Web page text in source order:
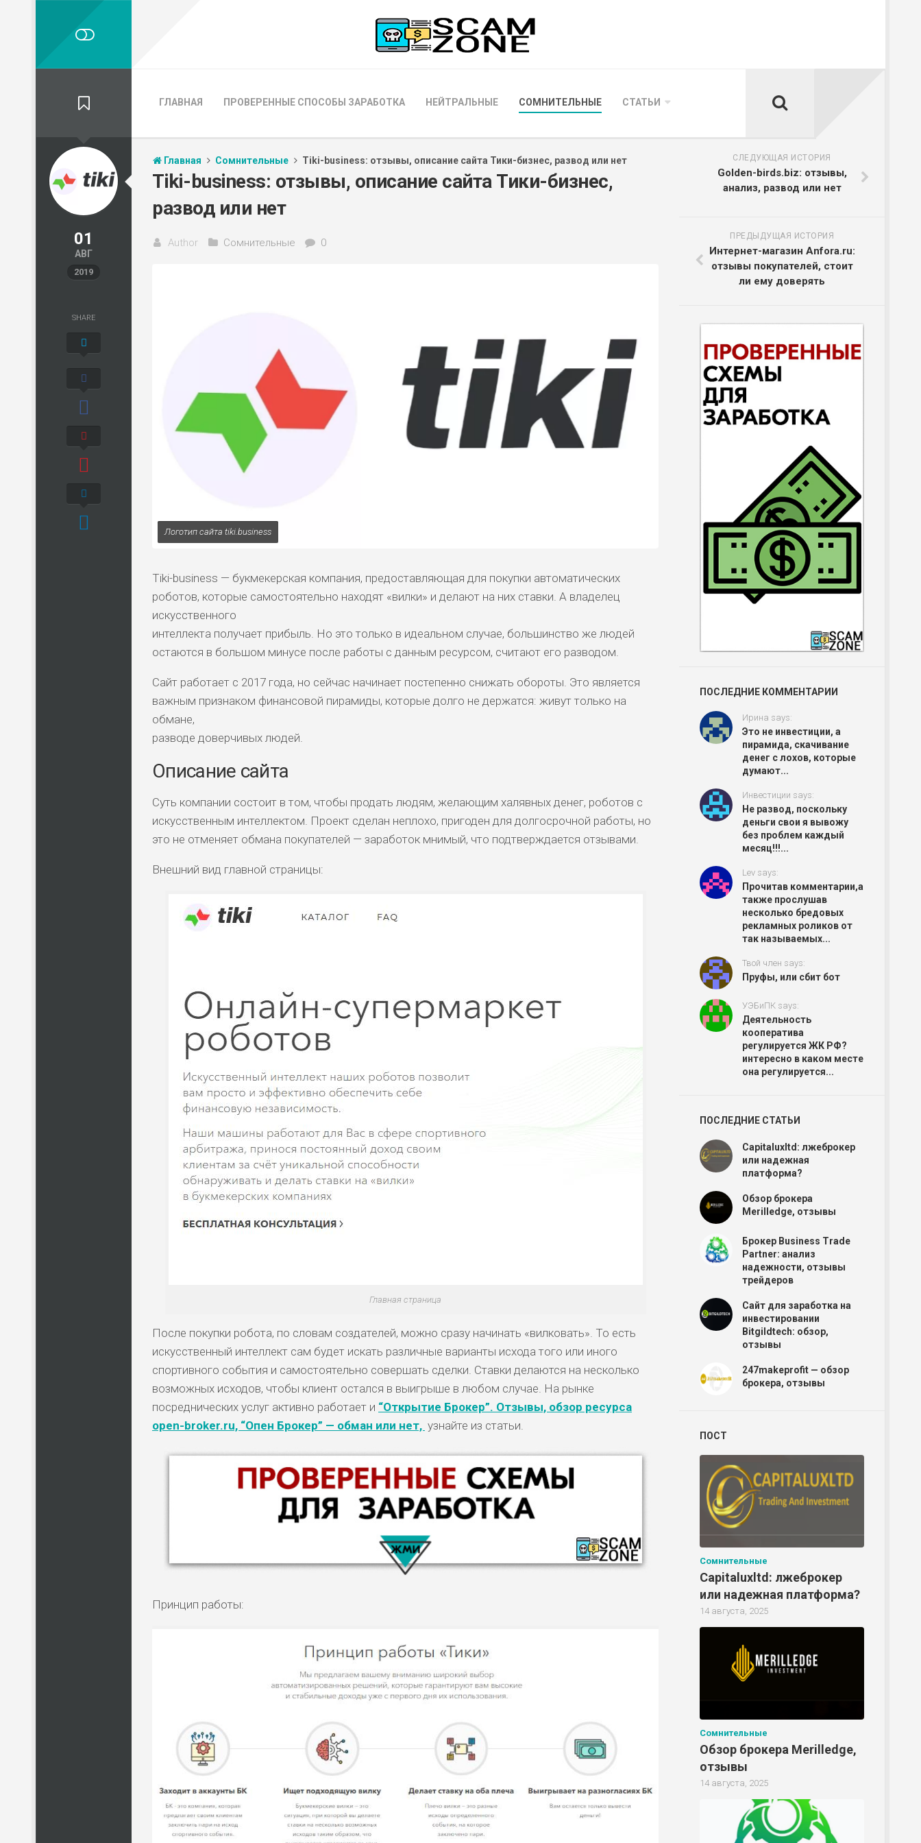
ГЛАВНАЯ ПРОВЕРЕННЫЕ СПОСОБЫ ЗАРАБОТКА НЕЙТРАЛЬНЫЕ СОМНИТЕЛЬНЫЕ СТАТЬИ
01
АВГ
2019
Главная Сомнительные Tiki-business: отзывы, описание сайта Тики-бизнес, развод или нет
Tiki-business: отзывы, описание сайта Тики-бизнес,
развод или нет
Author Сомнительные 0
Логотип сайта tiki.business
Tiki-business — букмекерская компания, предоставляющая для покупки автоматических
роботов, которые самостоятельно находят «вилки» и делают на них ставки. А владелец
искусственного
интеллекта получает прибыль. Но это только в идеальном случае, большинство же людей
остаются в большом минусе после работы с данным ресурсом, считают его разводом.
Сайт работает с 2017 года, но сейчас начинает постепенно снижать обороты. Это является
важным признаком финансовой пирамиды, которые долго не держатся: живут только на
обмане,
разводе доверчивых людей.
Описание сайта
Суть компании состоит в том, чтобы продать людям, желающим халявных денег, роботов с
искусственным интеллектом. Проект сделан неплохо, пригоден для долгосрочной работы, но
это не отменяет обмана покупателей — заработок мнимый, что подтверждается отзывами.
Внешний вид главной страницы:
Главная страница
После покупки робота, по словам создателей, можно сразу начинать «вилковать». То есть
искусственный интеллект сам будет искать различные варианты исхода того или иного
спортивного события и самостоятельно совершать сделки. Ставки делаются на несколько
возможных исходов, чтобы клиент остался в выигрыше в любом случае. На рынке
посреднических услуг активно работает и “Открытие Брокер”. Отзывы, обзор ресурса
open-broker.ru, “Опен Брокер” — обман или нет, узнайте из статьи.
КОМУ ПОДОЙДЕТ РИСКИ ДОХОД БЮДЖЕТ
ПОДОЙДЕТ
ВСЕМ
ВЫСОК
ИЙ
ИЙ
ОБЗОР
ЛЮБИТЕЛЯМ
СТАВОК
СРЕДНИ
ВЫСОК
ИЙ
ОБЗОР
Принцип работы:
SHARE
СЛЕДУЮЩАЯ ИСТОРИЯ
Golden-birds.biz: отзывы,
анализ, развод или нет
ПРЕДЫДУЩАЯ ИСТОРИЯ
Интернет-магазин Anfora.ru:
отзывы покупателей, стоит
ли ему доверять
ПОСЛЕДНИЕ КОММЕНТАРИИ
Ирина says:
Это не инвестиции, а
пирамида, скачивание
денег с лохов, которые
думают...
Инвестиции says:
Не развод, поскольку
деньги свои я вывожу
без проблем каждый
месяц!!!...
Lev says:
Прочитав комментарии,а
также прослушав
несколько бредовых
рекламных роликов от
так называемых...
Твой член says:
Пруфы, или сбит бот
УЭБиПК says:
Деятельность
кооператива
регулируется ЖК РФ?
интересно в каком месте
она регулируется...
ПОСЛЕДНИЕ СТАТЬИ
Capitaluxltd: лжеброкер
или надежная
платформа?
Обзор брокера
Merilledge, отзывы
Брокер Business Trade
Partner: анализ
надежности, отзывы
трейдеров
Сайт для заработка на
инвестировании
Bitgildtech: обзор,
отзывы
247makeprofit — обзор
брокера, отзывы
ПОСТ
Сомнительные
Capitaluxltd: лжеброкер
или надежная платформа?
14 августа, 2025
Сомнительные
Обзор брокера Merilledge,
отзывы
14 августа, 2025